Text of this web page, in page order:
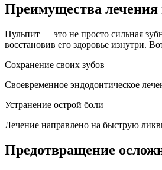
Преимущества лечения
Пульпит — это не просто сильная
восстановив его здоровье изнутри.
Сохранение своих зубов
Своевременное эндодонтическое
Устранение острой боли
Лечение направлено на быструю
Предотвращение